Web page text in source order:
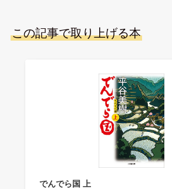
この記事で取り上げる本
でんでら国 上